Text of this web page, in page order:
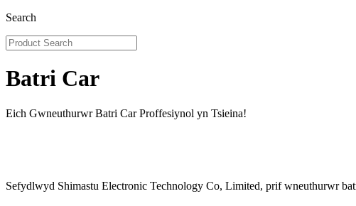
Search
Batri Car
Eich Gwneuthurwr Batri Car Proffesiynol yn Tsieina!
Sefydlwyd Shimastu Electronic Technology Co, Limited, prif wneuthurwr